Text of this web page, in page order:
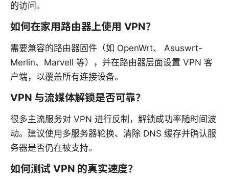
的访问。
如何在家用路由器上使用 VPN？
需要兼容的路由器固件（如 OpenWrt、 Asuswrt-
Merlin、Marvell 等），并在路由器层面设置 VPN 客
户端，以覆盖所有连接设备。
VPN 与流媒体解锁是否可靠？
很多主流服务对 VPN 进行反制，解锁成功率随时间波
动。建议使用多服务器轮换、清除 DNS 缓存并确认服
务器是否仍在被支持。
如何测试 VPN 的真实速度？